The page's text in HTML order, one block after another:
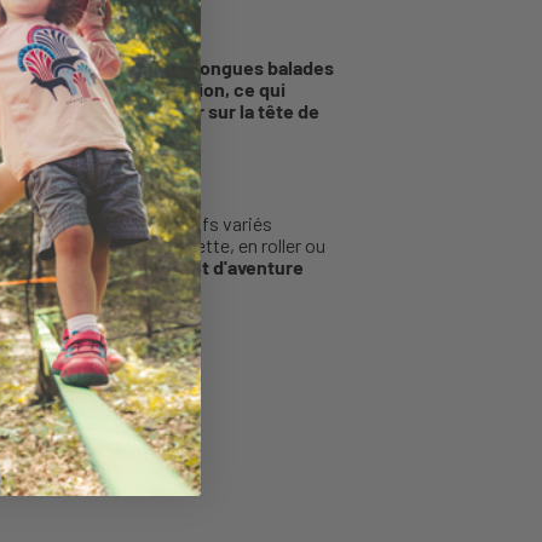
confortable pour de longues balades
les trous d’aération, ce qui
il se fera vite oublier sur la tête de
style urbain et ses motifs variés
À vélo, en trottinette, en roller ou
touche de modernité et d'aventure